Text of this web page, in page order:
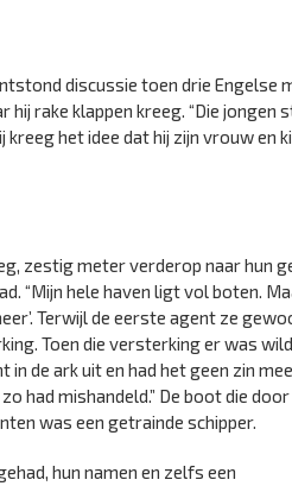
discussie toen drie Engelse
hij rake klappen kreeg. “Die jongen
het idee dat hij zijn vrouw en
zestig meter verderop naar hun
“Mijn hele haven ligt vol boten.
Terwijl de eerste agent ze
Toen die versterking er was
de ark uit en had het geen zin
had mishandeld.” De boot die door
was een getrainde schipper.
hun namen en zelfs een